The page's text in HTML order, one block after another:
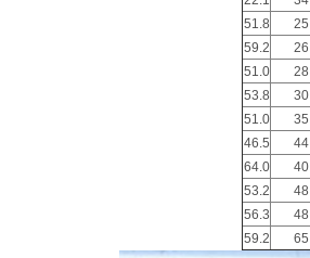
25
51.8
26
59.2
28
51.0
30
53.8
35
51.0
44
46.5
40
64.0
48
53.2
48
56.3
65
59.2